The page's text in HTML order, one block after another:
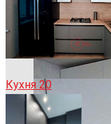
Кухня 20